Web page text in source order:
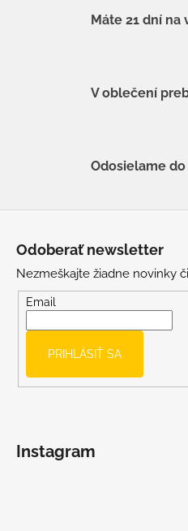
Máte 21 dní na
V oblečení
Odosielame
Odoberať newsletter
Nezmeškajte žiadne novinky
Email
PRIHLÁSIŤ SA
Instagram